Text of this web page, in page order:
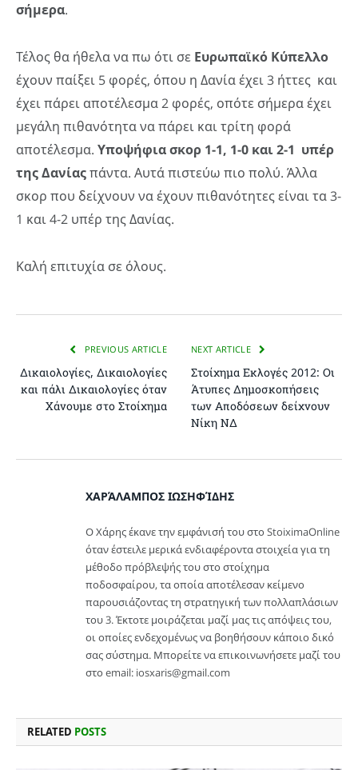
σήμερα.
Τέλος θα ήθελα να πω ότι σε Ευρωπαϊκό Κύπελλο
έχουν παίξει 5 φορές, όπου η Δανία έχει 3 ήττες και
έχει πάρει αποτέλεσμα 2 φορές, οπότε σήμερα έχει
μεγάλη πιθανότητα να πάρει και τρίτη φορά
αποτέλεσμα. Υποψήφια σκορ 1-1, 1-0 και 2-1 υπέρ
της Δανίαςπάντα. Αυτά πιστεύω πιο πολύ. Άλλα
σκορ που δείχνουν να έχουν πιθανότητες είναι τα 3-
1 και 4-2 υπέρ της Δανίας.
Καλή επιτυχία σε όλους.
PREVIOUS ARTICLE
Δικαιολογίες, Δικαιολογίες
και πάλι Δικαιολογίες όταν
Χάνουμε στο Στοίχημα
NEXT ARTICLE
Στοίχημα Εκλογές 2012: Οι
Άτυπες Δημοσκοπήσεις
των Αποδόσεων δείχνουν
Νίκη ΝΔ
ΧΑΡΆΛΑΜΠΟΣ ΙΩΣΗΦΊΔΗΣ
Ο Χάρης έκανε την εμφάνισή του στο StoiximaOnline
όταν έστειλε μερικά ενδιαφέροντα στοιχεία για τη
μέθοδο πρόβλεψής του στο στοίχημα
ποδοσφαίρου, τα οποία αποτέλεσαν κείμενο
παρουσιάζοντας τη στρατηγική των πολλαπλάσιων
του 3. Έκτοτε μοιράζεται μαζί μας τις απόψεις του,
οι οποίες ενδεχομένως να βοηθήσουν κάποιο δικό
σας σύστημα. Μπορείτε να επικοινωνήσετε μαζί του
στο email: iosxaris@gmail.com
RELATED POSTS